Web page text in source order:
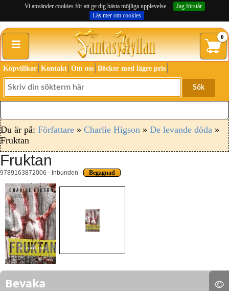
Vi använder cookies för att ge dig bästa möjliga upplevelse.
Jag förstår
Läs mer om cookies
≡ 0
Köpvillkor Kontakt Om oss Böcker med lägre pris
Sök
Du är på: Författare » Charlie Higson » De levande döda »
Fruktan
Fruktan
9789163872006 - Inbunden - Begagnad
Bevaka